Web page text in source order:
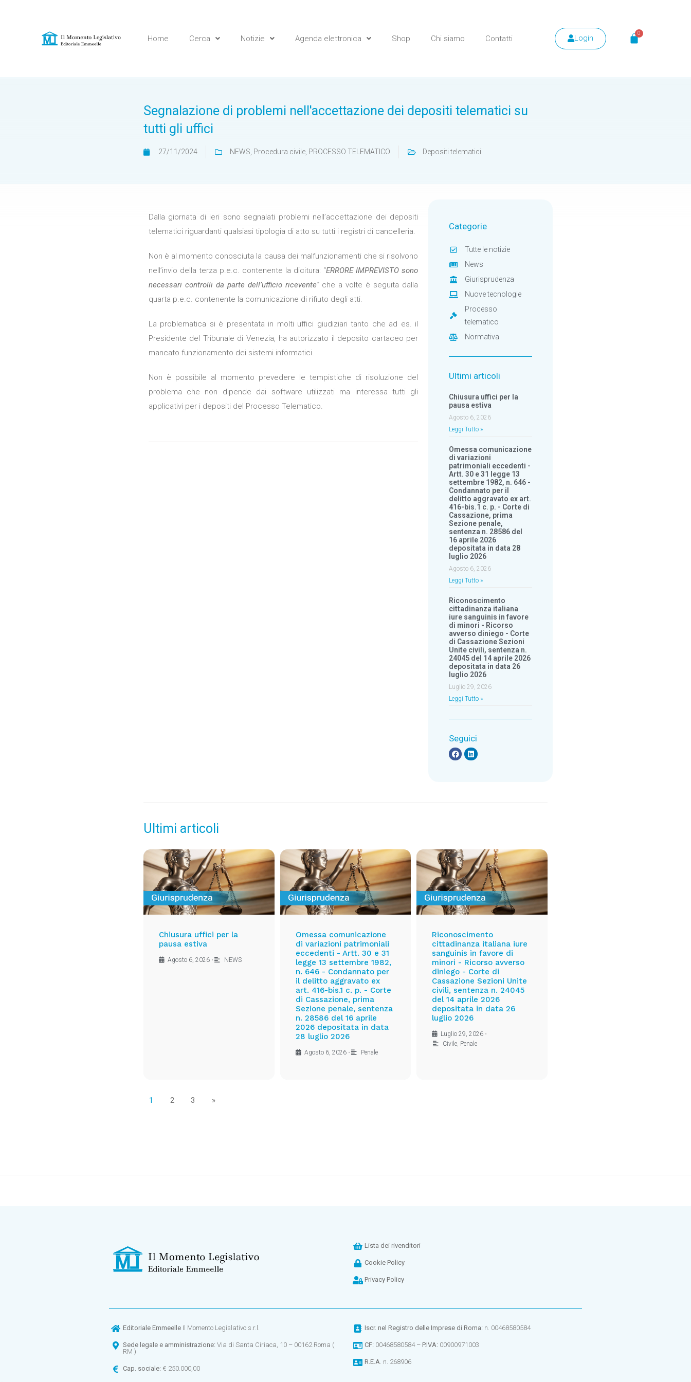
Home Cerca Notizie Agenda elettronica Shop Chi siamo Contatti Login
Segnalazione di problemi nell'accettazione dei depositi telematici su
tutti gli uffici
27/11/2024 NEWS Procedura civile, PROCESSO TELEMATICO Depositi telematici
Dalla giornata di ieri sono segnalati problemi nell’accettazione dei depositi
telematici riguardanti qualsiasi tipologia di atto su tutti i registri di cancelleria.
Non è al momento conosciuta la causa dei malfunzionamenti che si risolvono
nell’invio della terza p.e.c. contenente la dicitura: “ERRORE IMPREVISTO sono
necessari controlli da parte dell’ufficio ricevente“che a volte è seguita dalla
quarta p.e.c. contenente la comunicazione di rifiuto degli atti.
La problematica si è presentata in molti uffici giudiziari tanto che ad es. il
Presidente del Tribunale di Venezia, ha autorizzato il deposito cartaceo per
mancato funzionamento dei sistemi informatici.
Non è possibile al momento prevedere le tempistiche di risoluzione del
problema che non dipende dai software utilizzati ma interessa tutti gli
applicativi per i depositi del Processo Telematico.
Categorie
Tutte le notizie
News
Giurisprudenza
Nuove tecnologie
Processo
telematico
Normativa
Ultimi articoli
Chiusura uffici per la
pausa estiva
Agosto 6, 2026
Leggi Tutto »
Omessa comunicazione
di variazioni
patrimoniali eccedenti -
Artt. 30 e 31 legge 13
settembre 1982, n. 646 -
Condannato per il
delitto aggravato ex art.
416-bis.1 c. p. - Corte di
Cassazione, prima
Sezione penale,
sentenza n. 28586 del
16 aprile 2026
depositata in data 28
luglio 2026
Agosto 6, 2026
Leggi Tutto »
Riconoscimento
cittadinanza italiana
iure sanguinis in favore
di minori - Ricorso
avverso diniego - Corte
di Cassazione Sezioni
Unite civili, sentenza n.
24045 del 14 aprile 2026
depositata in data 26
luglio 2026
Luglio 29, 2026
Leggi Tutto »
Seguici
Ultimi articoli
Chiusura uffici per la
pausa estiva
Agosto 6, 2026 • NEWS
Omessa comunicazione
di variazioni patrimoniali
eccedenti - Artt. 30 e 31
legge 13 settembre 1982,
n. 646 - Condannato per
il delitto aggravato ex
art. 416-bis.1 c. p. - Corte
di Cassazione, prima
Sezione penale, sentenza
n. 28586 del 16 aprile
2026 depositata in data
28 luglio 2026
Agosto 6, 2026 • Penale
Riconoscimento
cittadinanza italiana iure
sanguinis in favore di
minori - Ricorso avverso
diniego - Corte di
Cassazione Sezioni Unite
civili, sentenza n. 24045
del 14 aprile 2026
depositata in data 26
luglio 2026
Luglio 29, 2026 •
Civile, Penale
1 2 3 »
Lista dei rivenditori
Cookie Policy
Privacy Policy
Editoriale EmmeelleIl Momento Legislativo s.r.l.
Sede legale e amministrazione: Via di Santa Ciriaca, 10 – 00162 Roma (
RM )
Cap. sociale: € 250.000,00
Iscr. nel Registro delle Imprese di Roma: n. 00468580584
CF: 00468580584 –P.IVA: 00900971003
R.E.A. n. 268906